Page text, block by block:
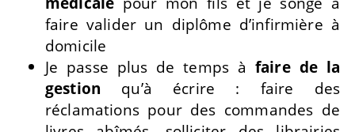
faire valider un diplôme d’infirmière à
domicile
Je passe plus de temps à faire de la
gestion qu’à écrire : faire des
réclamations pour des commandes de